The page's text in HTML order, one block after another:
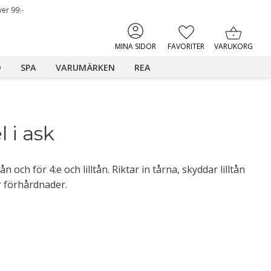
99:-
MINA SIDOR
FAVORITER
KUNDVAGN
SPA VARUMÄRKEN REA
i ask
och för 4:e och lilltån. Riktar in tårna, skyddar lilltån